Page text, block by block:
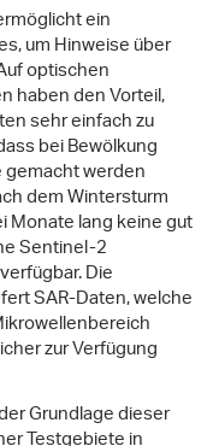
ein
um Hinweise über
optischen
haben den Vorteil,
sehr einfach zu
bei Bewölkung
werden
dem Wintersturm
Monate lang keine gut
Sentinel-2
Die
SAR-Daten, welche
zur Verfügung
Grundlage dieser